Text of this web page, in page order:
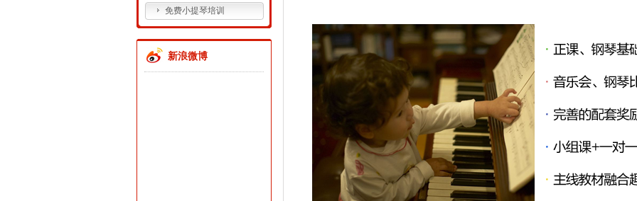
免费小提琴培训
新浪微博